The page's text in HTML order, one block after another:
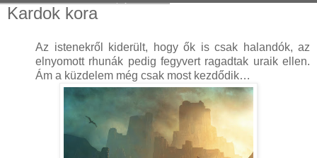
Kardok kora
Az ​istenekről kiderült, hogy ők is csak halandók, az
elnyomott rhunák pedig fegyvert ragadtak uraik ellen.
Ám a küzdelem még csak most kezdődik…